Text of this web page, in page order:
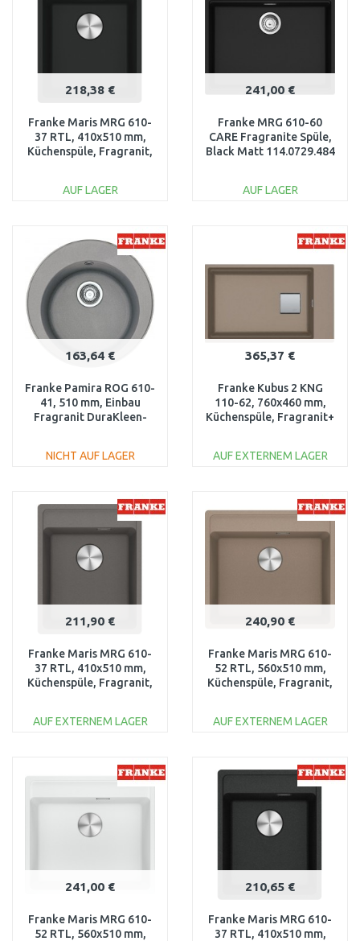
218,38 €
Franke Maris MRG 610-
37 RTL, 410x510 mm,
Küchenspüle, Fragranit,
AUF LAGER
Vergleichen
241,00 €
Franke MRG 610-60
CARE Fragranite Spüle,
Black Matt 114.0729.484
AUF LAGER
163,64 €
Franke Pamira ROG 610-
41, 510 mm, Einbau
Fragranit DuraKleen­
NICHT AUF LAGER
Vergleichen
365,37 €
Franke Kubus 2 KNG
110-62, 760x460 mm,
Küchenspüle, Fragranit+
AUF EXTERNEM LAGER
Vergleichen
211,90 €
Franke Maris MRG 610-
37 RTL, 410x510 mm,
Küchenspüle, Fragranit,
AUF EXTERNEM LAGER
240,90 €
Franke Maris MRG 610-
52 RTL, 560x510 mm,
Küchenspüle, Fragranit,
AUF EXTERNEM LAGER
Vergleichen
241,00 €
Franke Maris MRG 610-
52 RTL, 560x510 mm,
210,65 €
Franke Maris MRG 610-
37 RTL, 410x510 mm,